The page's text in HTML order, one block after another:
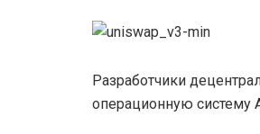
Разработчики
операционную систему